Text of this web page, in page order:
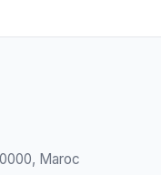
Maroc